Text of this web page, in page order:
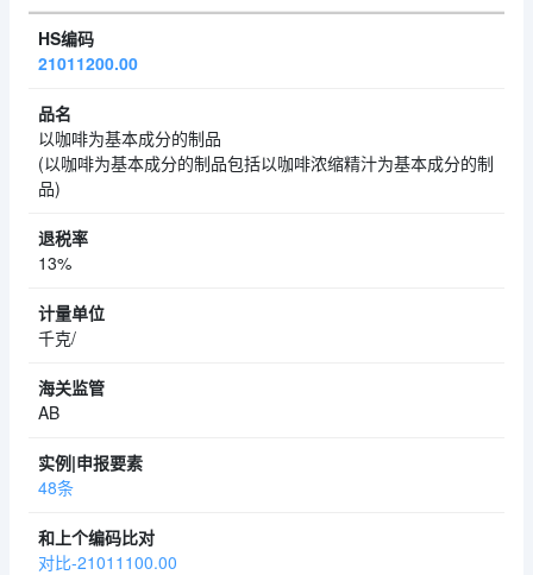
21011200.00
以咖啡为基本成分的制品
(以咖啡为基本成分的制品包括以咖啡浓缩精汁为基本成分的制
品)
13%
千克/
AB
48条
对比-21011100.00